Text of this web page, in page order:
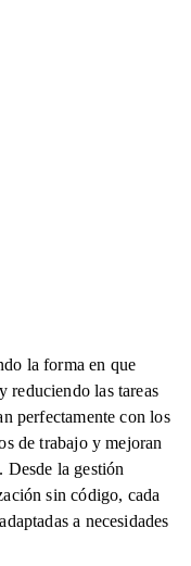
la forma en que
reduciendo las tareas
perfectamente con los
de trabajo y mejoran
Desde la gestión
sin código, cada
a necesidades